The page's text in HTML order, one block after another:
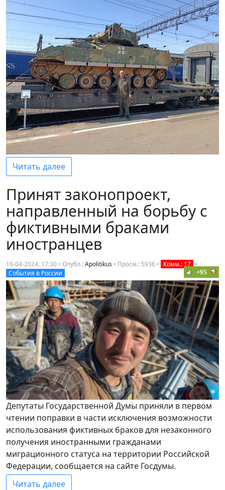
Читать далее
Принят законопроект,
направленный на борьбу с
фиктивными браками
иностранцев
10-04-2024, 17:30 • Опубл.:Apolitikus • Просм.: 5936 • Комм.: 17 •
События в России
+95
Депутаты Государственной Думы приняли в первом
чтении поправки в части исключения возможности
использования фиктивных браков для незаконного
получения иностранными гражданами
миграционного статуса на территории Российской
Федерации, сообщается на сайте Госдумы.
Читать далее